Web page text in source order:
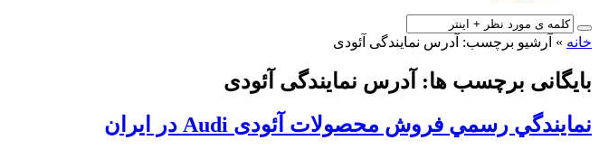
خانه » آرشیو برچسب: آدرس نمایندگی آئودی
بایگانی برچسب ها: آدرس نمایندگی آئودی
نمايندگي رسمي فروش محصولات آئودی Audi در ایران